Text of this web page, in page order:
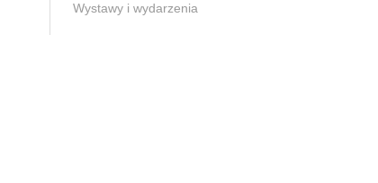
Wystawy i wydarzenia